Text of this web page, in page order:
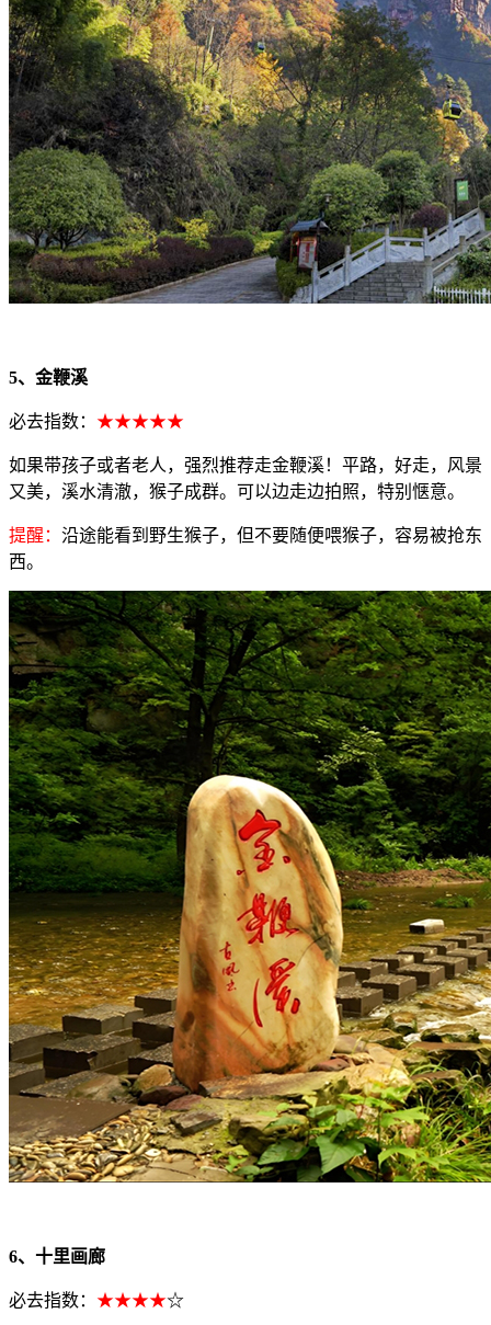
5、金鞭溪
必去指数： ★★★★★
如果带孩子或者老人，强烈推荐走金鞭溪！平路，好走，风景
又美，溪水清澈，猴子成群。可以边走边拍照，特别惬意。
提醒： 沿途能看到野生猴子，但不要随便喂猴子，容易被抢东
西。
6、十里画廊
必去指数： ★★★★☆